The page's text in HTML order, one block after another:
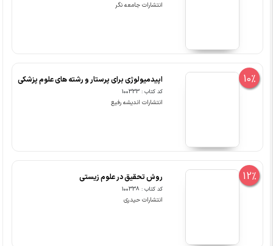
انتشارات جامعه نگر
10% اپیدمیولوژی برای پرستار و رشته های علوم پزشکی
کد کتاب : 100333
انتشارات اندیشه رفیع
12% روش تحقیق در علوم زیستی
کد کتاب : 100338
انتشارات حیدری